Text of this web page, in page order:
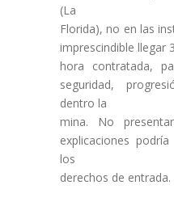
(La
Florida), no en las
imprescindible llegar
hora contratada,
seguridad,
dentro la
mina. No
explicaciones
los
derechos de entrada.